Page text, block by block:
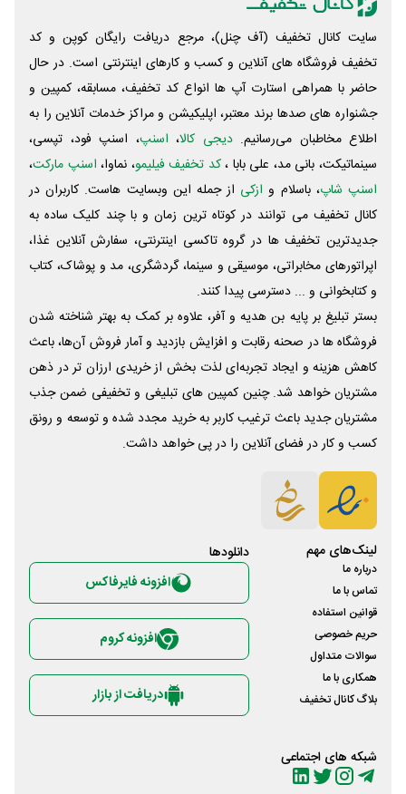
سایت کانال تخفیف (آف چنل)، مرجع دریافت رایگان کوپن و کد
تخفیف فروشگاه های آنلاین و کسب و‌ کارهای اینترنتی است. در حال
حاضر با همراهی استارت آپ ها انواع کد تخفیف، مسابقه، کمپین و
جشنواره های صدها برند معتبر، اپلیکیشن و مراکز خدمات آنلاین را به
اطلاع مخاطبان می‌رسانیم. دیجی کالا، اسنپ، اسنپ فود، تپسی،
سینماتیکت، بانی مد، علی‌ بابا ،کد تخفیف فیلیمو، نماوا، اسنپ مارکت،
اسنپ شاپ، باسلام و ازکی از جمله این وبسایت ‌هاست. کاربران در
کانال تخفیف می توانند در کوتاه ترین زمان و با چند کلیک ساده به
جدیدترین تخفیف ها در گروه تاکسی اینترنتی، سفارش آنلاین غذا،
اپراتورهای مخابراتی، موسیقی و سینما، گردشگری، مد و پوشاک، کتاب
و کتابخوانی و ... دسترسی پیدا کنند.
بستر تبلیغ بر پایه بن هدیه و آفر، علاوه بر کمک به بهتر شناخته شدن
فروشگاه ها در صحنه رقابت و افزایش بازدید و آمار فروش آن‌ها، باعث
کاهش هزینه و ایجاد تجربه‌ای لذت بخش از خریدی ارزان تر در ذهن
مشتریان خواهد شد. چنین کمپین های تبلیغی و تخفیفی ضمن جذب
مشتریان جدید باعث ترغیب کاربر به خرید مجدد شده و توسعه و رونق
کسب و کار در فضای آنلاین را در پی خواهد داشت.
لینک‌های مهم
درباره ما
تماس با ما
قوانین استفاده
حریم خصوصی
سوالات متداول
همکاری با ما
بلاگ کانال تخفیف
شبکه های اجتماعی
دانلود‌ها
افزونه فایرفاکس
افزونه کروم
دریافت از بازار